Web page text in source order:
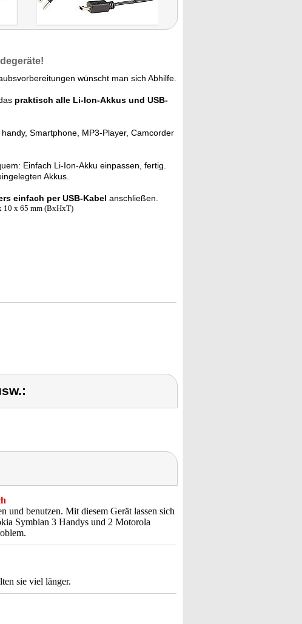
wünscht man sich Abhilfe.
praktisch alle Li-Ion-Akkus und USB-
Smartphone, MP3-Player, Camcorder
Einfach Li-Ion-Akku einpassen, fertig.
Akkus.
einfach per USB-Kabel anschließen.
x 65 mm (BxHxT)
und benutzen. Mit diesem Gerät lassen sich
Symbian 3 Handys und 2 Motorola
sie viel länger.